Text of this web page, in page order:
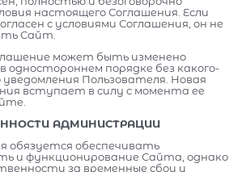
настоящего Соглашения. Если
с условиями Соглашения, он не
Сайт.
может быть изменено
порядке без какого-
уведомления Пользователя. Новая
вступает в силу с момента ее
АДМИНИСТРАЦИИ
обязуется обеспечивать
и функционирование Сайта, однако
за временные сбои и